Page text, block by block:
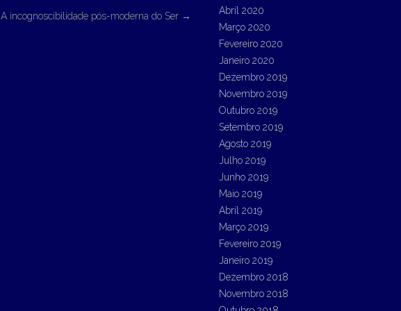
A incognoscibilidade pós-moderna do Ser →
Abril 2020
Março 2020
Fevereiro 2020
Janeiro 2020
Dezembro 2019
Novembro 2019
Outubro 2019
Setembro 2019
Agosto 2019
Julho 2019
Junho 2019
Maio 2019
Abril 2019
Março 2019
Fevereiro 2019
Janeiro 2019
Dezembro 2018
Novembro 2018